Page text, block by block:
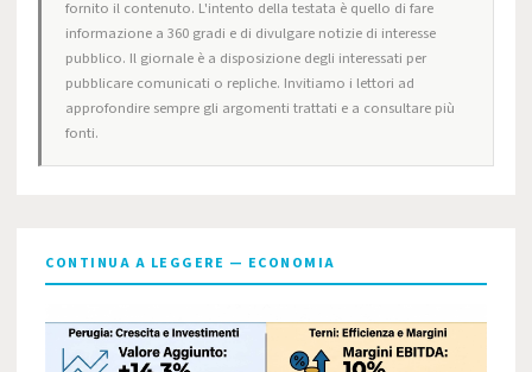
fornito il contenuto. L'intento della testata è quello di fare
informazione a 360 gradi e di divulgare notizie di interesse
pubblico. Il giornale è a disposizione degli interessati per
pubblicare comunicati o repliche. Invitiamo i lettori ad
approfondire sempre gli argomenti trattati e a consultare più
fonti.
CONTINUA A LEGGERE — ECONOMIA